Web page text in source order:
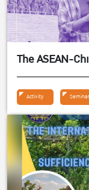
The ASEAN-
Activity Seminar